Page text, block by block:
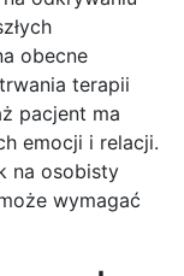
obecne
terapii
pacjent ma
emocji i relacji.
na osobisty
wymagać